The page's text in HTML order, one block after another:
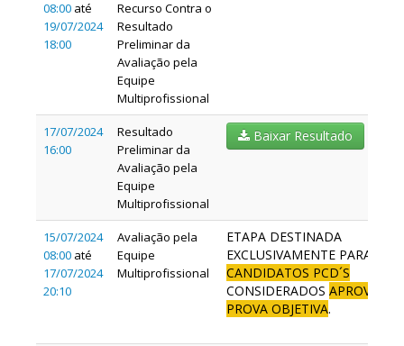
08:00 até
19/07/2024
18:00
Recurso Contra o
Resultado
Preliminar da
Avaliação pela
Equipe
Multiprofissional
17/07/2024
16:00
Resultado
Preliminar da
Avaliação pela
Equipe
Multiprofissional
Baixar Resultado
15/07/2024
08:00 até
17/07/2024
20:10
Avaliação pela
Equipe
Multiprofissional
ETAPA DESTINADA
EXCLUSIVAMENTE PARA
CANDIDATOS PCD´S
CONSIDERADOS
PROVA OBJETIVA.